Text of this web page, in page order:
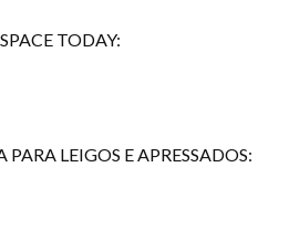
TODAY:
LEIGOS E APRESSADOS: